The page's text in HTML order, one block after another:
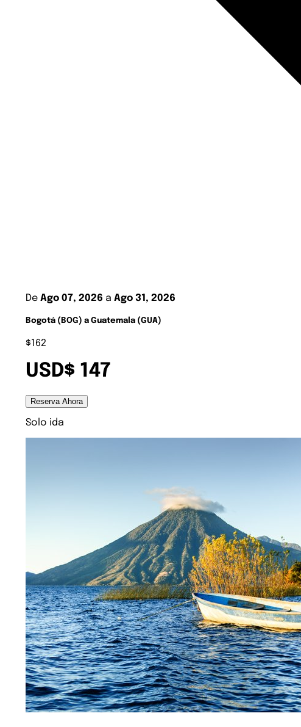
De Ago 07, 2026 a Ago 31, 2026
Bogotá (BOG) a Guatemala (GUA)
$162
USD$ 147
Reserva Ahora
Solo ida